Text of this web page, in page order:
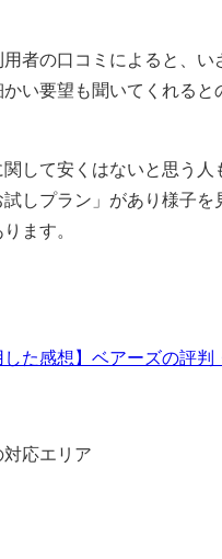
者の口コミによると、い
かい要望も聞いてくれると
して安くはないと思う人
しプラン」があり様子を
ます。
した感想】ベアーズの評判
応エリア